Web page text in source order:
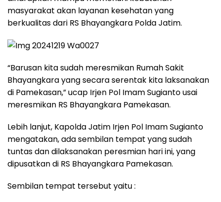
masyarakat akan layanan kesehatan yang
berkualitas dari RS Bhayangkara Polda Jatim.
“Barusan kita sudah meresmikan Rumah Sakit
Bhayangkara yang secara serentak kita laksanakan
di Pamekasan,” ucap Irjen Pol Imam Sugianto usai
meresmikan RS Bhayangkara Pamekasan.
Lebih lanjut, Kapolda Jatim Irjen Pol Imam Sugianto
mengatakan, ada sembilan tempat yang sudah
tuntas dan dilaksanakan peresmian hari ini, yang
dipusatkan di RS Bhayangkara Pamekasan.
Sembilan tempat tersebut yaitu :